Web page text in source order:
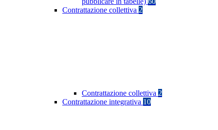
Contrattazione collettiva 2
Contrattazione collettiva 2
Contrattazione integrativa 10